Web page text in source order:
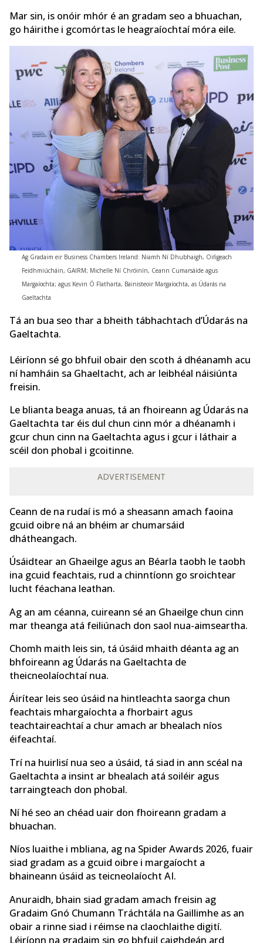
Mar sin, is onóir mhór é an gradam seo a bhuachan,
go háirithe i gcomórtas le heagraíochtaí móra eile.
Ag Gradaim eir Business Chambers Ireland: Niamh Ní Dhubhaigh, Oifigeach
Feidhmiúcháin, GAIRM; Michelle Ní Chróinín, Ceann Cumarsáide agus
Margaíochta; agus Kevin Ó Flatharta, Bainisteoir Margaíochta, as Údarás na
Gaeltachta
Tá an bua seo thar a bheith tábhachtach d’Údarás na
Gaeltachta.
Léiríonn sé go bhfuil obair den scoth á dhéanamh acu
ní hamháin sa Ghaeltacht, ach ar leibhéal náisiúnta
freisin.
Le blianta beaga anuas, tá an fhoireann ag Údarás na
Gaeltachta tar éis dul chun cinn mór a dhéanamh i
gcur chun cinn na Gaeltachta agus i gcur i láthair a
scéil don phobal i gcoitinne.
ADVERTISEMENT
Ceann de na rudaí is mó a sheasann amach faoina
gcuid oibre ná an bhéim ar chumarsáid
dhátheangach.
Úsáidtear an Ghaeilge agus an Béarla taobh le taobh
ina gcuid feachtais, rud a chinntíonn go sroichtear
lucht féachana leathan.
Ag an am céanna, cuireann sé an Ghaeilge chun cinn
mar theanga atá feiliúnach don saol nua-aimseartha.
Chomh maith leis sin, tá úsáid mhaith déanta ag an
bhfoireann ag Údarás na Gaeltachta de
theicneolaíochtaí nua.
Áirítear leis seo úsáid na hintleachta saorga chun
feachtais mhargaíochta a fhorbairt agus
teachtaireachtaí a chur amach ar bhealach níos
éifeachtaí.
Trí na huirlisí nua seo a úsáid, tá siad in ann scéal na
Gaeltachta a insint ar bhealach atá soiléir agus
tarraingteach don phobal.
Ní hé seo an chéad uair don fhoireann gradam a
bhuachan.
Níos luaithe i mbliana, ag na Spider Awards 2026, fuair
siad gradam as a gcuid oibre i margaíocht a
bhaineann úsáid as teicneolaíocht AI.
Anuraidh, bhain siad gradam amach freisin ag
Gradaim Gnó Chumann Tráchtála na Gaillimhe as an
obair a rinne siad i réimse na claochlaithe digití.
Léiríonn na gradaim sin go bhfuil caighdeán ard